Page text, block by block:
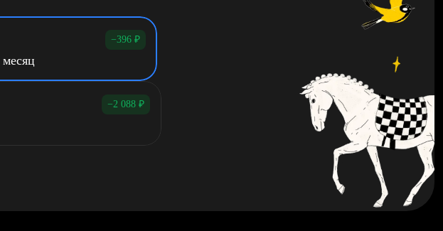
−396 ₽
месяц
−2 088 ₽